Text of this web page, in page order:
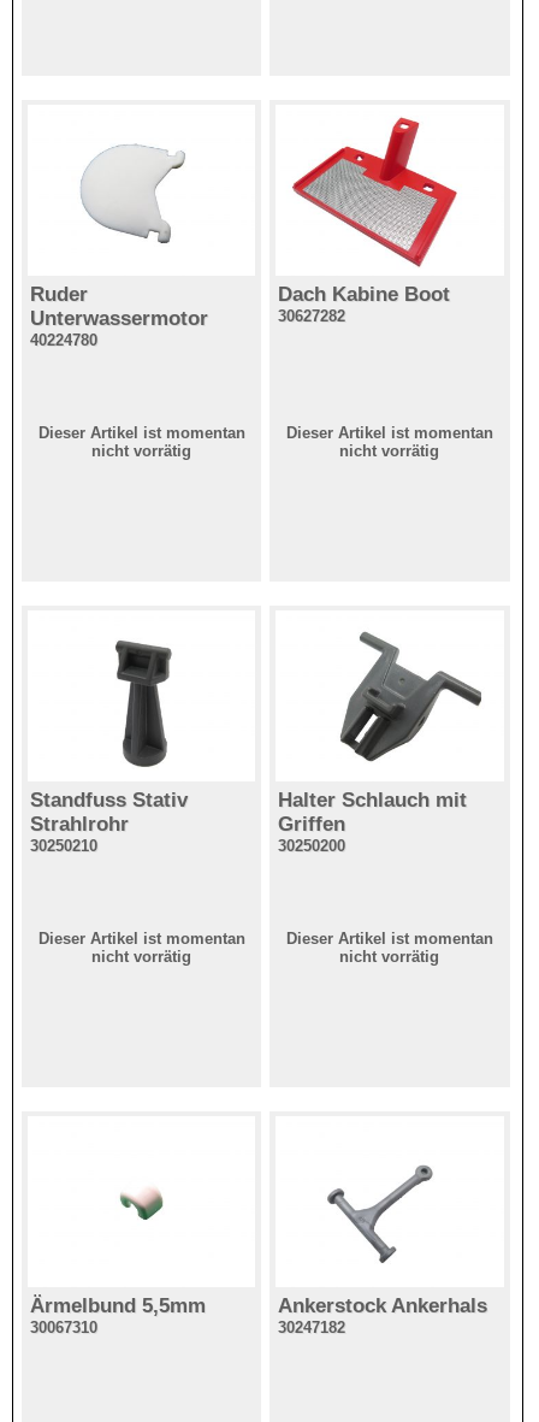
Ruder
Unterwassermotor
40224780
Dieser Artikel ist momentan
nicht vorrätig
Dach Kabine Boot
30627282
Dieser Artikel ist momentan
nicht vorrätig
Standfuss Stativ
Strahlrohr
30250210
Dieser Artikel ist momentan
nicht vorrätig
Halter Schlauch mit
Griffen
30250200
Dieser Artikel ist momentan
nicht vorrätig
Ärmelbund 5,5mm
30067310
Ankerstock Ankerhals
30247182